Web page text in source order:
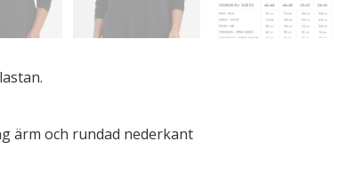
ärm och rundad nederkant